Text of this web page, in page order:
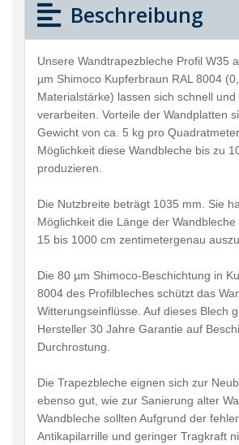
Beschreibung
Unsere Wandtrapezbleche Profil W35
µm Shimoco Kupferbraun RAL 8004
Materialstärke) lassen sich schnell und
verarbeiten. Vorteile der Wandplatten
Gewicht von ca. 5 kg pro
Möglichkeit diese Wandbleche bis zu
produzieren.
Die Nutzbreite beträgt 1035 mm. Sie
Möglichkeit die Länge der
15 bis 1000 cm zentimetergenau
Die 80 µm Shimoco-Beschichtung in
8004 des Profilbleches schützt das
Witterungseinflüsse. Auf dieses Blech
Hersteller 30 Jahre Garantie auf
Durchrostung.
Die Trapezbleche eignen sich zur
ebenso gut, wie zur Sanierung alter
Wandbleche sollten Aufgrund der
Antikapilarrille und geringer Tragkraft